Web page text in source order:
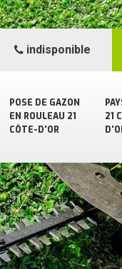
POSE DE GAZON
EN ROULEAU 21
CÔTE-D'OR
21
indisponible